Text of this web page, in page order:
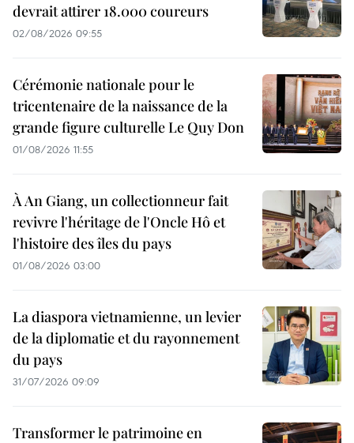
devrait attirer 18.000 coureurs
02/08/2026 09:55
Cérémonie nationale pour le
tricentenaire de la naissance de la
grande figure culturelle Le Quy Don
01/08/2026 11:55
À An Giang, un collectionneur fait
revivre l'héritage de l'Oncle Hô et
l'histoire des îles du pays
01/08/2026 03:00
La diaspora vietnamienne, un levier
de la diplomatie et du rayonnement
du pays
31/07/2026 09:09
Transformer le patrimoine en